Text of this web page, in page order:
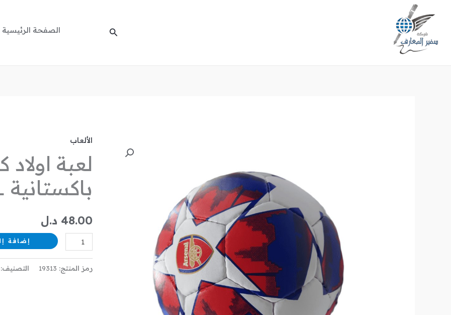
المحتوى
البحث الصفحة الرئيسية
الألعاب
لعبة
باكستانية ARSENAL
48.00 د.ل
كمية
لعبة
اولاد
كرة
قدم
ARSENAL
إضافة
رمز المنتج: 19313 التصنيف: